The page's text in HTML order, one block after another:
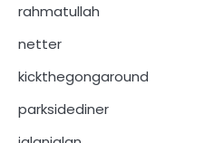
rahmatullah
netter
kickthegongaround
parksidediner